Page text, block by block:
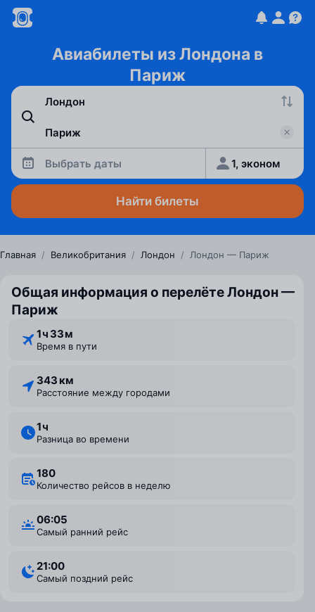
Авиабилеты из Лондона в
Париж
Выбрать даты 1, эконом
Найти билеты
Главная / Великобритания / Лондон / Лондон — Париж
Общая информация о перелёте Лондон —
Париж
1 ⁠ч 33 ⁠м
Время в пути
343 км
Расстояние между городами
1 ⁠ч
Разница во времени
180
Количество рейсов в неделю
06:05
Самый ранний рейс
21:00
Самый поздний рейс